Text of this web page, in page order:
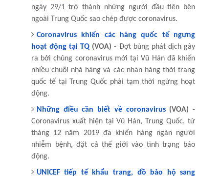
ngày 29/1 trở thành những người đầu tiên bên
ngoài Trung Quốc sao chép được coronavirus.
Coronavirus khiến các hãng quốc tế ngưng
hoạt động tại TQ (VOA) - Đợt bùng phát dịch gây
ra bởi chủng coronavirus mới tại Vũ Hán đã khiến
nhiều chuỗi nhà hàng và các nhãn hàng thời trang
quốc tế tại Trung Quốc phải tạm thời ngừng hoạt
động.
Những điều cần biết về coronavirus(VOA) -
Coronavirus xuất hiện tại Vũ Hán, Trung Quốc, từ
tháng 12 năm 2019 đã khiến hàng ngàn người
nhiễm bệnh, đặt cả thế giới vào tình trạng báo
động.
UNICEF tiếp tế khẩu trang, đồ bảo hộ sang